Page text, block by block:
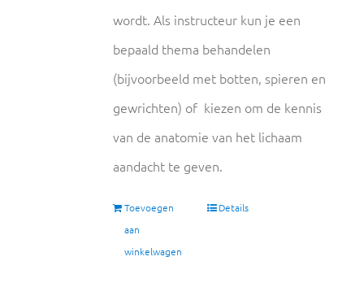
wordt. Als instructeur kun je een
bepaald thema behandelen
(bijvoorbeeld met botten, spieren en
gewrichten) of kiezen om de kennis
van de anatomie van het lichaam
aandacht te geven.
Toevoegen
aan
winkelwagen
Details